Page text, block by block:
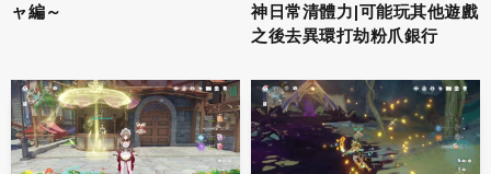
ャ編～
神日常清體力|可能玩其他遊戲
之後去異環打劫粉爪銀行